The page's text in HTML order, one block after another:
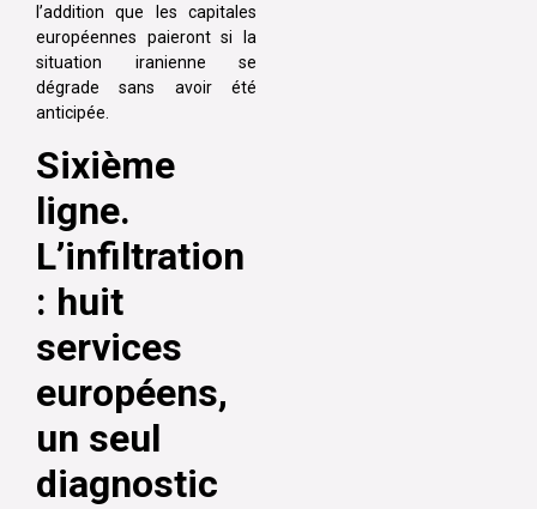
l’addition que les capitales
européennes paieront si la
situation iranienne se
dégrade sans avoir été
anticipée.
Sixième
ligne.
L’infiltration
: huit
services
européens,
un seul
diagnostic